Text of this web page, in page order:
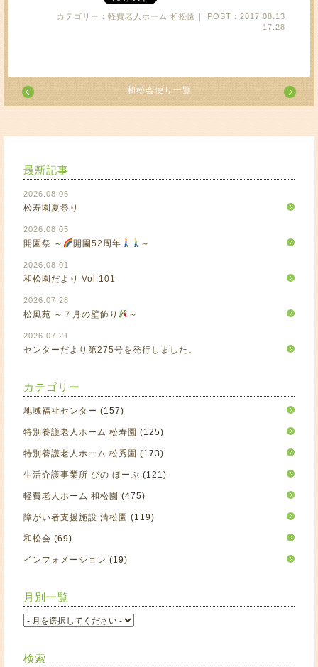
カテゴリー：軽費老人ホーム 和松園｜ POST：2017.08.13
17:28
和松会便り一覧
最新記事
2026.08.06
松寿園夏祭り
2026.08.05
開園祭 ～ 開園52周年 ～
2026.08.01
和松園だより Vol.101
2026.07.28
松風苑 ～７月の壁飾り ～
2026.07.21
センターだより第275号を発行しました。
カテゴリー
地域福祉センター (157)
特別養護老人ホーム 松寿園 (125)
特別養護老人ホーム 松秀園 (173)
生活介護事業所 ぴの ほーぷ (121)
軽費老人ホーム 和松園 (475)
障がい者支援施設 清松園 (119)
和松会 (69)
インフォメーション (19)
月別一覧
検索